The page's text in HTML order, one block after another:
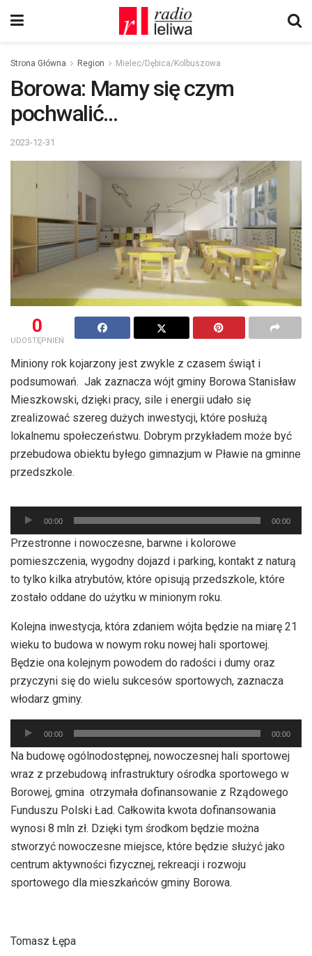
Strona Główna Region Mielec/Dębica/Kolbuszowa
Borowa: Mamy się czym
pochwalić…
2023-12-31
0
UDOSTĘPNIEŃ
Miniony rok kojarzony jest zwykle z czasem świąt i
podsumowań. Jak zaznacza wójt gminy Borowa Stanisław
Mieszkowski, dzięki pracy, sile i energii udało się
zrealizować szereg dużych inwestycji, które posłużą
lokalnemu społeczeństwu. Dobrym przykładem może być
przebudowa obiektu byłego gimnazjum w Pławie na gminne
przedszkole.
Odtwarzacz
plików
dźwiękowych
00:00 00:00
Przestronne i nowoczesne, barwne i kolorowe
pomieszczenia, wygodny dojazd i parking, kontakt z naturą
to tylko kilka atrybutów, które opisują przedszkole, które
zostało oddane do użytku w minionym roku.
Kolejna inwestycja, która zdaniem wójta będzie na miarę 21
wieku to budowa w nowym roku nowej hali sportowej.
Będzie ona kolejnym powodem do radości i dumy oraz
przyczyni się do wielu sukcesów sportowych, zaznacza
włodarz gminy.
Odtwarzacz
plików
dźwiękowych
00:00 00:00
Na budowę ogólnodostępnej, nowoczesnej hali sportowej
wraz z przebudową infrastruktury ośrodka sportowego w
Borowej, gmina otrzymała dofinansowanie z Rządowego
Funduszu Polski Ład. Całkowita kwota dofinansowania
wynosi 8 mln zł. Dzięki tym środkom będzie można
stworzyć nowoczesne miejsce, które będzie służyć jako
centrum aktywności fizycznej, rekreacji i rozwoju
sportowego dla mieszkańców gminy Borowa.
Tomasz Łępa